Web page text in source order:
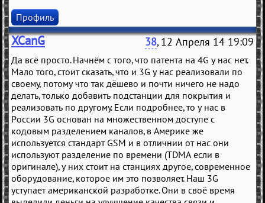
Профиль
XCanG 38, 12 Апреля 14 19:09
Да всё просто. Начнём с того, что патента на 4G у нас нет.
Мало того, стоит сказать, что и 3G у нас реализовали по
своему, потому что так дёшево и почти ничего не надо
делать, только добавить подстанции для покрытия и
реализовать по другому. Если подробнее, то у нас в
России 3G основан на множественном доступе с
кодовым разделением каналов, в Америке же
используется стандарт GSM и в отличнии от нас они
используют разделение по времени (TDMA если в
оригинале), у них стоит на станциях другое, современное
оборудование, которое им это позволяет. Наш 3G
уступает американской разработке. Они в своё время